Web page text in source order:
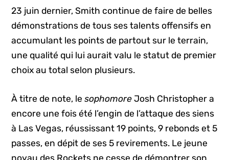
23 juin dernier, Smith continue de faire de belles
démonstrations de tous ses talents offensifs en
accumulant les points de partout sur le terrain,
une qualité qui lui aurait valu le statut de premier
choix au total selon plusieurs.
À titre de note, lesophomoreJosh Christopher a
encore une fois été l’engin de l’attaque des siens
à Las Vegas, réussissant 19 points, 9 rebonds et 5
passes, en dépit de ses 5 revirements. Le jeune
noyau des Rockets ne cesse de démontrer son